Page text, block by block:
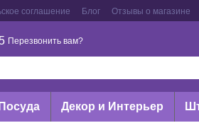
соглашение Блог Отзывы о магазине
Перезвонить вам?
Посуда Декор и Интерьер